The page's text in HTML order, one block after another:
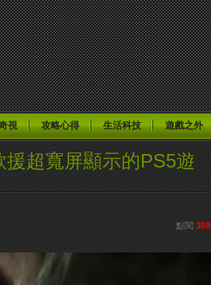
視 攻略心得 生活科技 遊戲之外
援超寬屏顯示的PS5遊
點閱 369